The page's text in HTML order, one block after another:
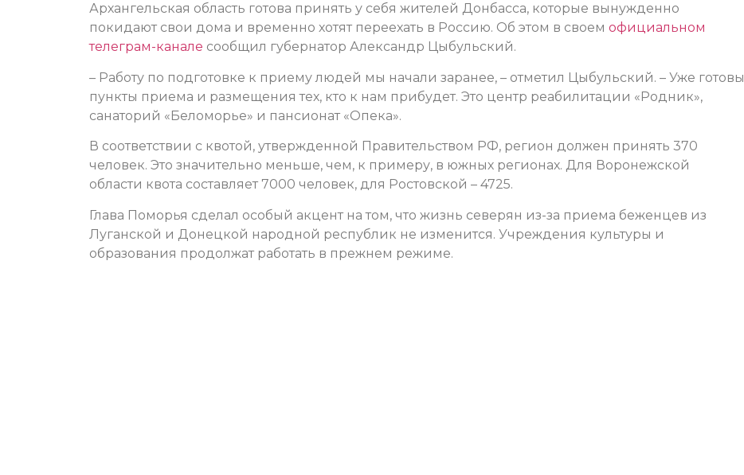
Архангельская область готова принять у себя жителей Донбасса, которые вынужденно
покидают свои дома и временно хотят переехать в Россию. Об этом в своем официальном
телеграм-канале сообщил губернатор Александр Цыбульский.
– Работу по подготовке к приему людей мы начали заранее, – отметил Цыбульский. – Уже готовы
пункты приема и размещения тех, кто к нам прибудет. Это центр реабилитации «Родник»,
санаторий «Беломорье» и пансионат «Опека».
В соответствии с квотой, утвержденной Правительством РФ, регион должен принять 370
человек. Это значительно меньше, чем, к примеру, в южных регионах. Для Воронежской
области квота составляет 7000 человек, для Ростовской – 4725.
Глава Поморья сделал особый акцент на том, что жизнь северян из-за приема беженцев из
Луганской и Донецкой народной республик не изменится. Учреждения культуры и
образования продолжат работать в прежнем режиме.